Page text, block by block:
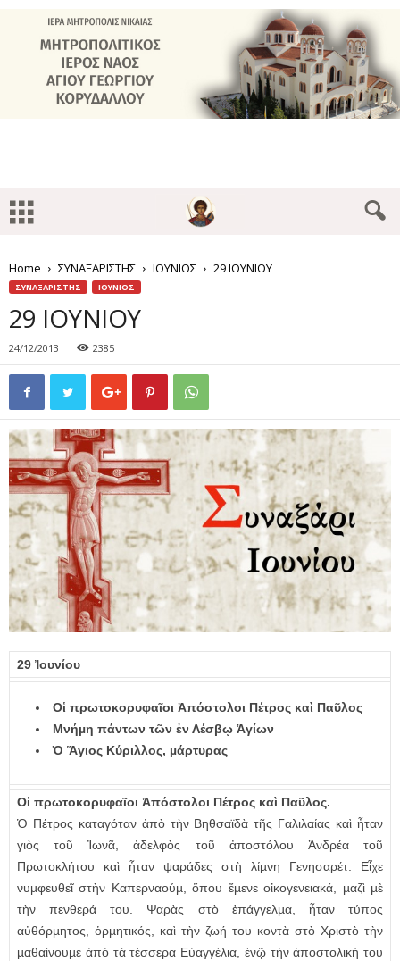
Home ΣΥΝΑΞΑΡΙΣΤΗΣ ΙΟΥΝΙΟΣ 29 ΙΟΥΝΙΟΥ
ΣΥΝΑΞΑΡΙΣΤΗΣ ΙΟΥΝΙΟΣ
29 ΙΟΥΝΙΟΥ
24/12/2013 2385
29 Ἰουνίου
Οἱ πρωτοκορυφαῖοι Ἀπόστολοι Πέτρος καὶ Παῦλος
Μνήµη πάντων τῶν ἐν Λέσβῳ Ἁγίων
Ὁ Ἅγιος Κύριλλος, µάρτυρας
Οἱ πρωτοκορυφαῖοι Ἀπόστολοι Πέτρος καὶ Παῦλος.
Ὁ Πέτρος καταγόταν ἀπὸ τὴν Βηθσαϊδὰ τῆς Γαλιλαίας καὶ ἦταν
γιὸς τοῦ Ἰωνᾶ, ἀδελφὸς τοῦ ἀποστόλου Ἀνδρέα τοῦ
Πρωτοκλήτου καὶ ἦταν ψαράδες στὴ λίµνη Γενησαρέτ. Εἶχε
νυµφευθεῖ στὴν Καπερναούµ, ὅπου ἔµενε οἰκογενειακά, µαζὶ µὲ
τὴν πενθερά του. Ψαρὰς στὸ ἐπάγγελµα, ἦταν τύπος
αὐθόρµητος, ὁρµητικός, καὶ τὴν ζωή του κοντὰ στὸ Χριστὸ τὴν
µαθαίνουµε ἀπὸ τὰ τέσσερα Εὐαγγέλια, ἐνῷ τὴν ἀποστολική του